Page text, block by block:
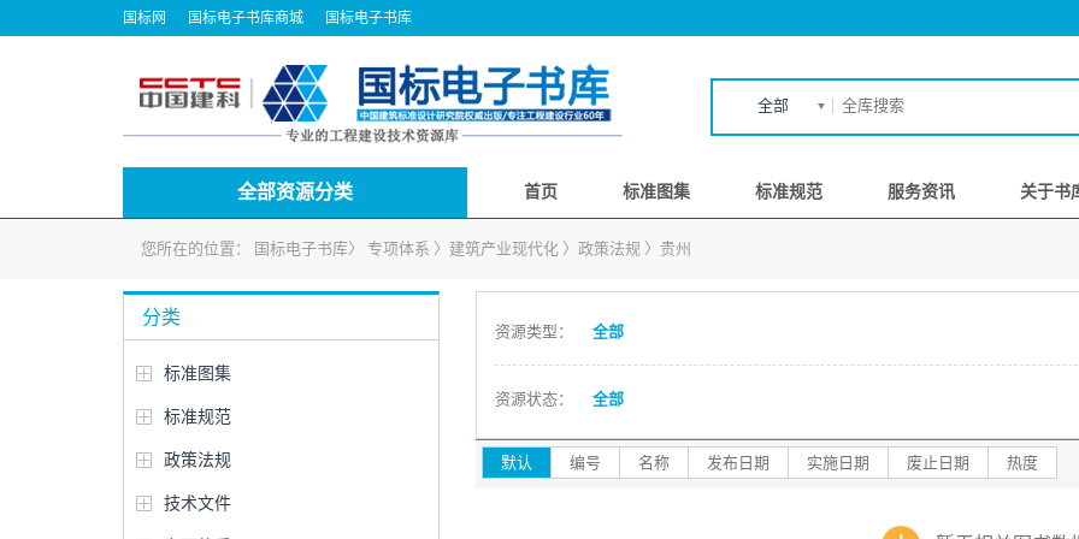
国标网 国标电子书库商城 国标电子书库
全部
全部资源分类 首页 标准图集 标准规范 服务资讯 关于书
您所在的位置： 国标电子书库〉 专项体系 〉 建筑产业现代化 〉 政策法规 〉 贵州
分类
标准图集
标准规范
政策法规
技术文件
资源类型： 全部
资源状态： 全部
默认 编号 名称 发布日期 实施日期 废止日期 热度